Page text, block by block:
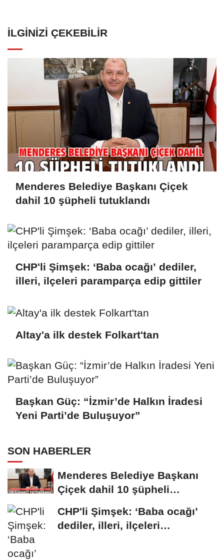
İLGINIZI ÇEKEBILIR
Menderes Belediye Başkanı Çiçek
dahil 10 şüpheli tutuklandı
CHP'li Şimşek: ‘Baba ocağı’ dediler,
illeri, ilçeleri paramparça edip gittiler
Altay'a ilk destek Folkart'tan
Başkan Güç: “İzmir’de Halkın İradesi
Yeni Parti’de Buluşuyor”
SON HABERLER
Menderes Belediye Başkanı
Çiçek dahil 10 şüpheli
CHP'li Şimşek: ‘Baba ocağı’
dediler, illeri, ilçeleri